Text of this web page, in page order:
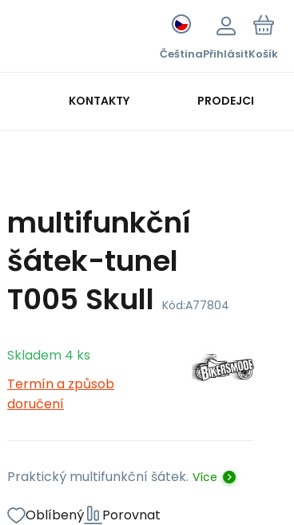
ČeštinaPřihlásitKošík
KONTAKTY PRODEJCI
multifunkční
šátek-tunel
T005 Skull Kód:A77804
Skladem 4 ks
Termín a způsob
doručení
Praktický multifunkční šátek. Více
Oblíbený Porovnat